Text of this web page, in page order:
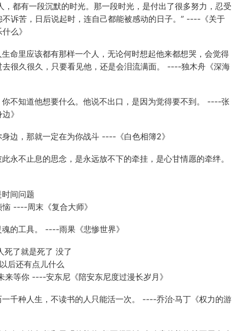
有一段沉默的时光。那一段时光，是付出了很多努力，忍受
诉苦，日后说起时，连自己都能被感动的日子。” ----《关于
么》
里应该都有那样一个人，无论何时想起他来都想哭，会觉得
去很久很久，只要看见他，还是会泪流满面。 ----独木舟《深海
知道他想要什么。他说不出口，是因为觉得要不到。 ----张
》
，那就一定在为你战斗 ----《白色相簿2》
不止息的思念，是永远放不下的牵挂，是心甘情愿的牵绊。
间问题
----周末《复合大师》
工具。 ----雨果《悲惨世界》
了就是死了 没了
后还有点儿什么
来等你 ----安东尼《陪安东尼度过漫长岁月》
种人生，不读书的人只能活一次。 ----乔治·马丁《权力的游